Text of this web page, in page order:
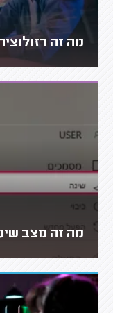
מה זה
מה זה מצב